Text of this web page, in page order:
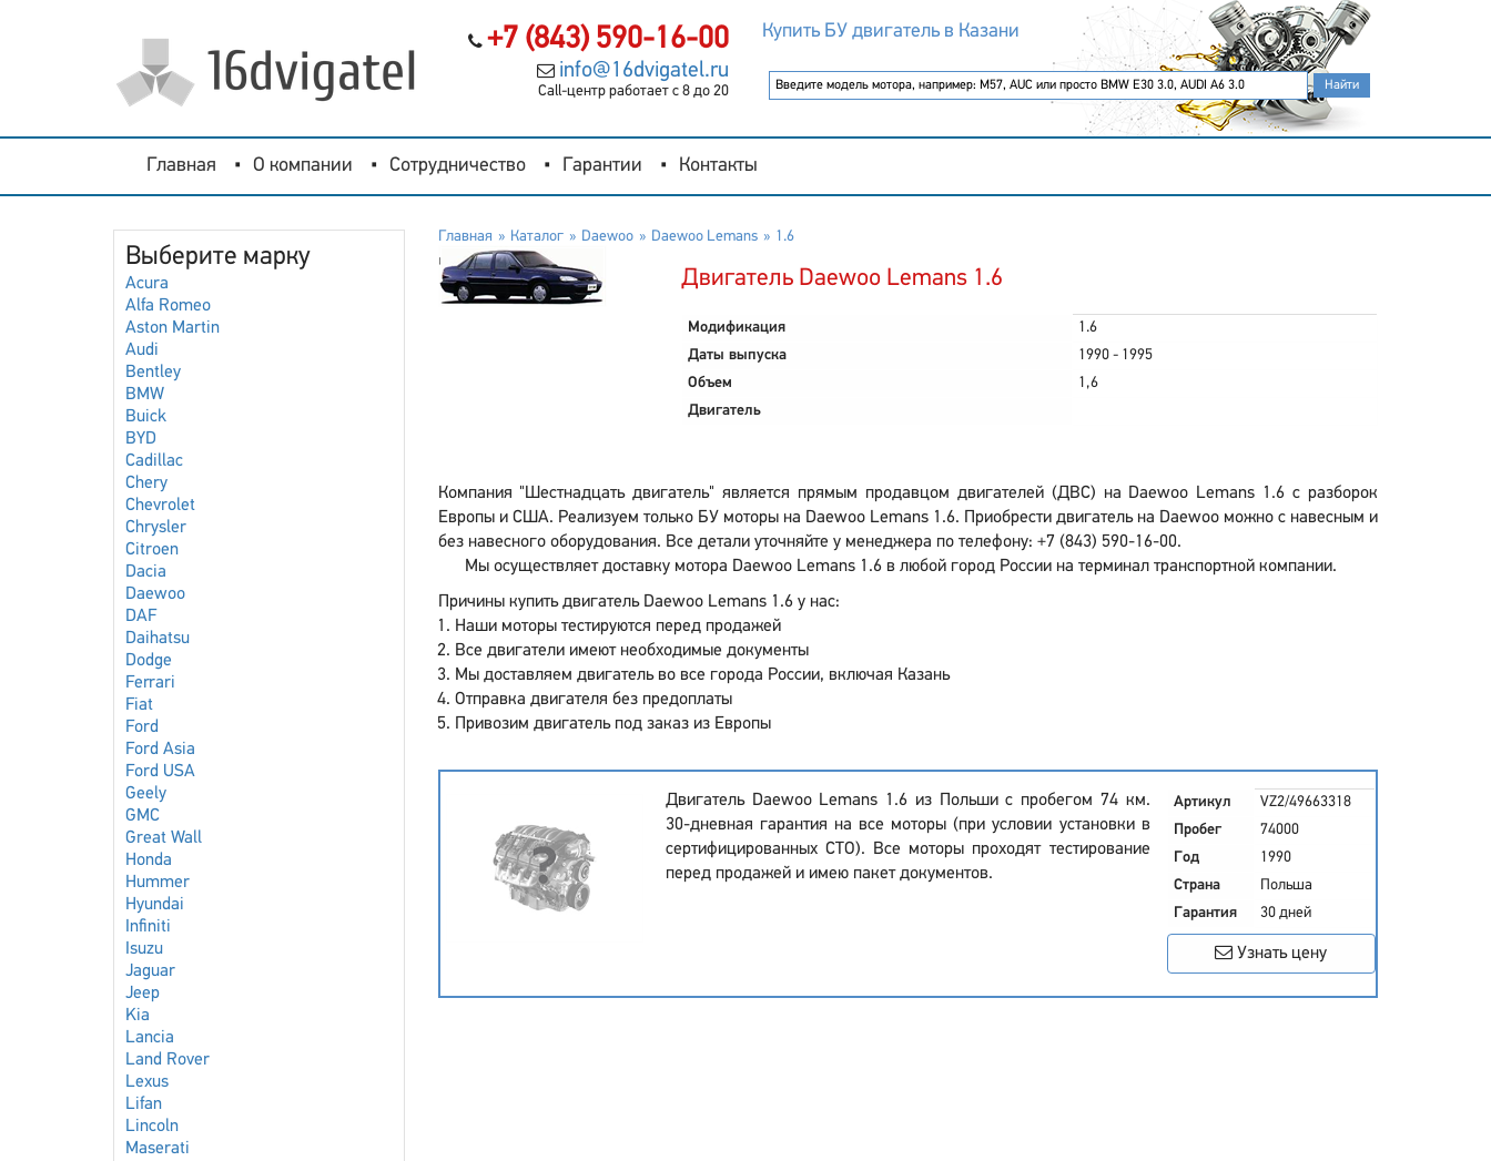
+7 (843) 590-16-00
info@16dvigatel.ru
Call-центр работает с 8 до 20
Купить БУ двигатель в Казани
Главная О компании Сотрудничество Гарантии Контакты
Выберите марку
Acura
Alfa Romeo
Aston Martin
Audi
Bentley
BMW
Buick
BYD
Cadillac
Chery
Chevrolet
Chrysler
Citroen
Dacia
Daewoo
DAF
Daihatsu
Dodge
Ferrari
Fiat
Ford
Ford Asia
Ford USA
Geely
GMC
Great Wall
Honda
Hummer
Hyundai
Infiniti
Isuzu
Jaguar
Jeep
Kia
Lancia
Land Rover
Lexus
Lifan
Lincoln
Maserati
Главная Каталог Daewoo Daewoo Lemans 1.6
Двигатель Daewoo Lemans 1.6
Модификация
1.6
Даты выпуска
1990 - 1995
Объем
1,6
Двигатель
Компания "Шестнадцать двигатель" является прямым продавцом двигателей (ДВС) на Daewoo Lemans 1.6 с разборок
Европы и США. Реализуем только БУ моторы на Daewoo Lemans 1.6. Приобрести двигатель на Daewoo можно с навесным и
без навесного оборудования. Все детали уточняйте у менеджера по телефону: +7 (843) 590-16-00.
Мы осуществляет доставку мотора Daewoo Lemans 1.6 в любой город России на терминал транспортной компании.
Причины купить двигатель Daewoo Lemans 1.6 у нас:
Наши моторы тестируются перед продажей
Все двигатели имеют необходимые документы
Мы доставляем двигатель во все города России, включая Казань
Отправка двигателя без предоплаты
Привозим двигатель под заказ из Европы
Двигатель Daewoo Lemans 1.6 из Польши с пробегом 74 км.
30-дневная гарантия на все моторы (при условии установки в
сертифицированных СТО). Все моторы проходят тестирование
перед продажей и имею пакет документов.
Артикул
VZ2/49663318
Пробег
74000
Год
1990
Страна
Польша
Гарантия
30 дней
Узнать цену